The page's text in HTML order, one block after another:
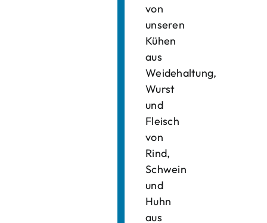
von
unseren
Kühen
aus
Weidehaltung,
Wurst
und
Fleisch
von
Rind,
Schwein
und
Huhn
aus